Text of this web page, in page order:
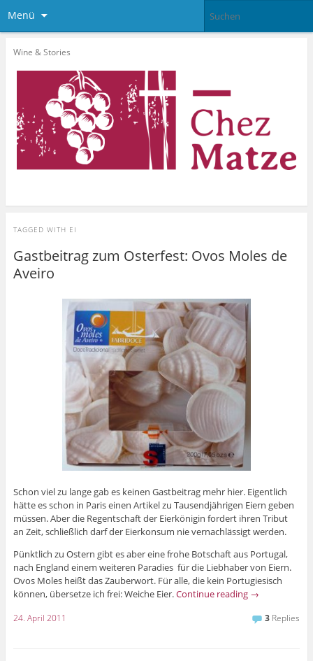
Menü
Wine & Stories
TAGGED WITH EI
Gastbeitrag zum Osterfest: Ovos Moles de
Aveiro
Schon viel zu lange gab es keinen Gastbeitrag mehr hier. Eigentlich
hätte es schon in Paris einen Artikel zu Tausendjährigen Eiern geben
müssen. Aber die Regentschaft der Eierkönigin fordert ihren Tribut
an Zeit, schließlich darf der Eierkonsum nie vernachlässigt werden.
Pünktlich zu Ostern gibt es aber eine frohe Botschaft aus Portugal,
nach England einem weiteren Paradies für die Liebhaber von Eiern.
Ovos Moles heißt das Zauberwort. Für alle, die kein Portugiesisch
können, übersetze ich frei: Weiche Eier.Continue reading →
24. April 2011 3 Replies